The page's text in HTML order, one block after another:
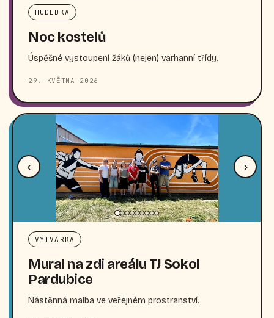
HUDEBKA
Noc kostelů
Úspěšné vystoupení žáků (nejen) varhanní třídy.
29. KVĚTNA 2026
‹ ›
VÝTVARKA
Mural na zdi areálu TJ Sokol
Pardubice
Nástěnná malba ve veřejném prostranství.